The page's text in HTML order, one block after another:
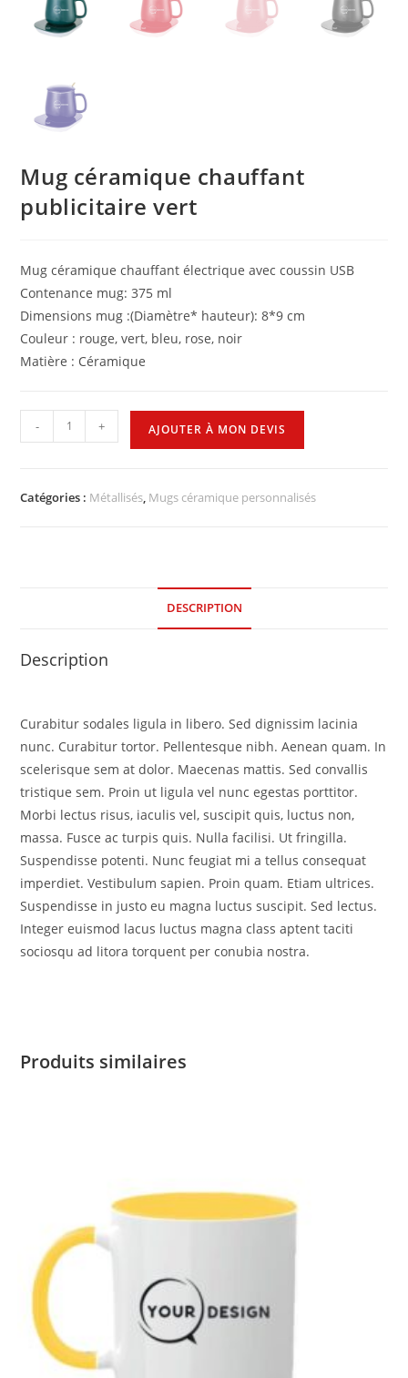
Mug céramique chauffant
publicitaire vert
Mug céramique chauffant électrique avec coussin USB
Contenance mug: 375 ml
Dimensions mug :(Diamètre* hauteur): 8*9 cm
Couleur : rouge, vert, bleu, rose, noir
Matière : Céramique
- + AJOUTER À MON DEVIS
Catégories : Métallisés Mugs céramique personnalisés
DESCRIPTION
Description
Curabitur sodales ligula in libero. Sed dignissim lacinia
nunc. Curabitur tortor. Pellentesque nibh. Aenean quam. In
scelerisque sem at dolor. Maecenas mattis. Sed convallis
tristique sem. Proin ut ligula vel nunc egestas porttitor.
Morbi lectus risus, iaculis vel, suscipit quis, luctus non,
massa. Fusce ac turpis quis. Nulla facilisi. Ut fringilla.
Suspendisse potenti. Nunc feugiat mi a tellus consequat
imperdiet. Vestibulum sapien. Proin quam. Etiam ultrices.
Suspendisse in justo eu magna luctus suscipit. Sed lectus.
Integer euismod lacus luctus magna class aptent taciti
sociosqu ad litora torquent per conubia nostra.
Produits similaires